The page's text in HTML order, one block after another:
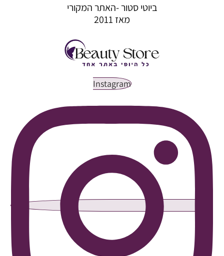
ביוטי סטור -האתר המקורי
מאז 2011
Instagram